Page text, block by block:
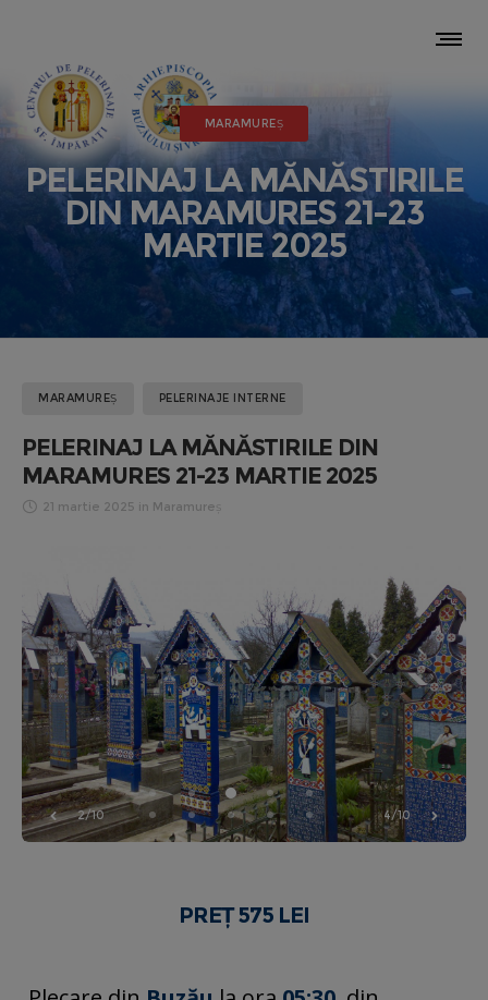
MARAMUREȘ
PELERINAJ LA MĂNĂSTIRILE
DIN MARAMURES 21-23
MARTIE 2025
MARAMUREȘ PELERINAJE INTERNE
PELERINAJ LA MĂNĂSTIRILE DIN
MARAMURES 21-23 MARTIE 2025
21 martie 2025 in Maramureș
2/10 4/10
PREȚ 575 LEI